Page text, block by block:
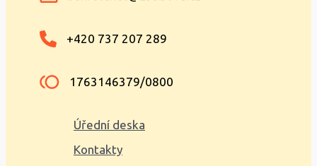
+420 737 207 289
1763146379/0800
Úřední deska
Kontakty